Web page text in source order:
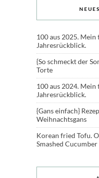
100 aus 2025.
Jahresrückblick.
{So schmeckt der
Torte
100 aus 2024.
Jahresrückblick.
{Gans einfach}
Weihnachtsgans
Korean fried Tofu.
Smashed Cucumber